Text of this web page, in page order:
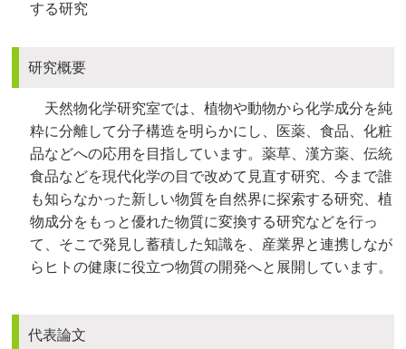
する研究
研究概要
天然物化学研究室では、植物や動物から化学成分を純
粋に分離して分子構造を明らかにし、医薬、食品、化粧
品などへの応用を目指しています。薬草、漢方薬、伝統
食品などを現代化学の目で改めて見直す研究、今まで誰
も知らなかった新しい物質を自然界に探索する研究、植
物成分をもっと優れた物質に変換する研究などを行っ
て、そこで発見し蓄積した知識を、産業界と連携しなが
らヒトの健康に役立つ物質の開発へと展開しています。
代表論文